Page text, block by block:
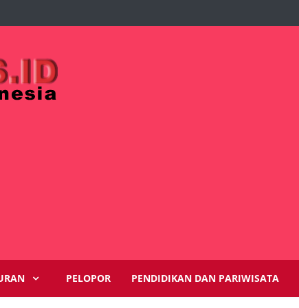
PELOPOR PENDIDIKAN DAN PARIWISATA